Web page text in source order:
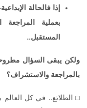
إذا فالحالة
بعملية
المستقبل..
ولكن يبقى السؤال
بالمراجعة والاستشراف؟
□ الطلائع.. في كل العالم